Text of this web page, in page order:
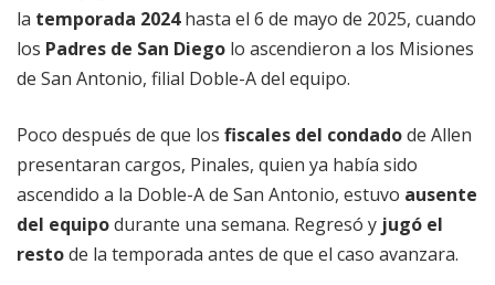
la temporada 2024hasta el 6 de mayo de 2025, cuando
los Padres de San Diego lo ascendieron a los Misiones
de San Antonio, filial Doble-A del equipo.
Poco después de que los fiscales del condadode Allen
presentaran cargos, Pinales, quien ya había sido
ascendido a la Doble-A de San Antonio, estuvo ausente
del equipodurante una semana. Regresó y jugó el
restode la temporada antes de que el caso avanzara.